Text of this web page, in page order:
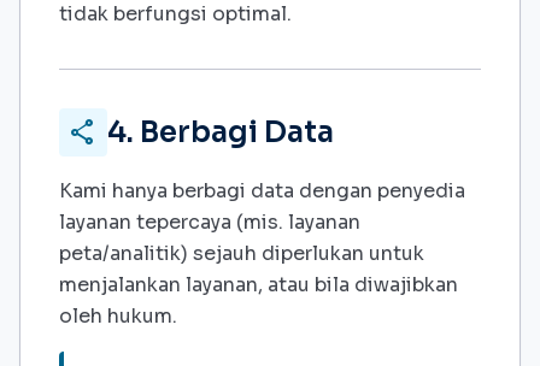
tidak berfungsi optimal.
share 4. Berbagi Data
Kami hanya berbagi data dengan penyedia
layanan tepercaya (mis. layanan
peta/analitik) sejauh diperlukan untuk
menjalankan layanan, atau bila diwajibkan
oleh hukum.